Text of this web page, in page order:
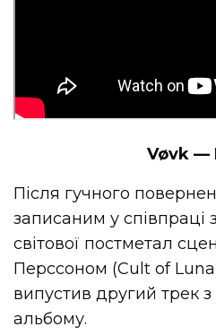
Vøvk —
Після гучного
записаним у співпраці
світової постметал
Перссоном (Cult of
випустив другий трек
альбому.